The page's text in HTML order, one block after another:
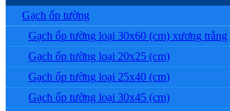
Gạch ốp tường
Gạch ốp tường loại 30x60 (cm) xương trắng
Gạch ốp tường loại 20x25 (cm)
Gạch ốp tường loại 25x40 (cm)
Gạch ốp tường loại 30x45 (cm)